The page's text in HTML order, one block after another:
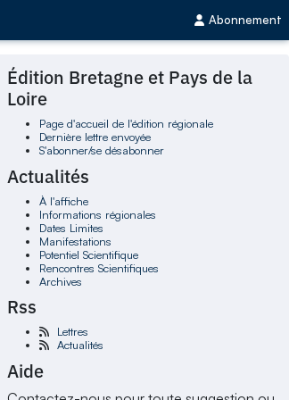
Abonnement
Édition Bretagne et Pays de la
Loire
Page d'accueil de l'édition régionale
Dernière lettre envoyée
S'abonner/se désabonner
Actualités
À l'affiche
Informations régionales
Dates Limites
Manifestations
Potentiel Scientifique
Rencontres Scientifiques
Archives
Rss
Lettres
Actualités
Aide